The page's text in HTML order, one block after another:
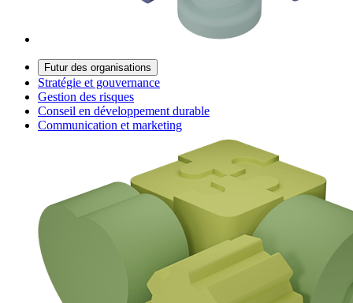
Futur des organisations
Stratégie et gouvernance
Gestion des risques
Conseil en développement durable
Communication et marketing